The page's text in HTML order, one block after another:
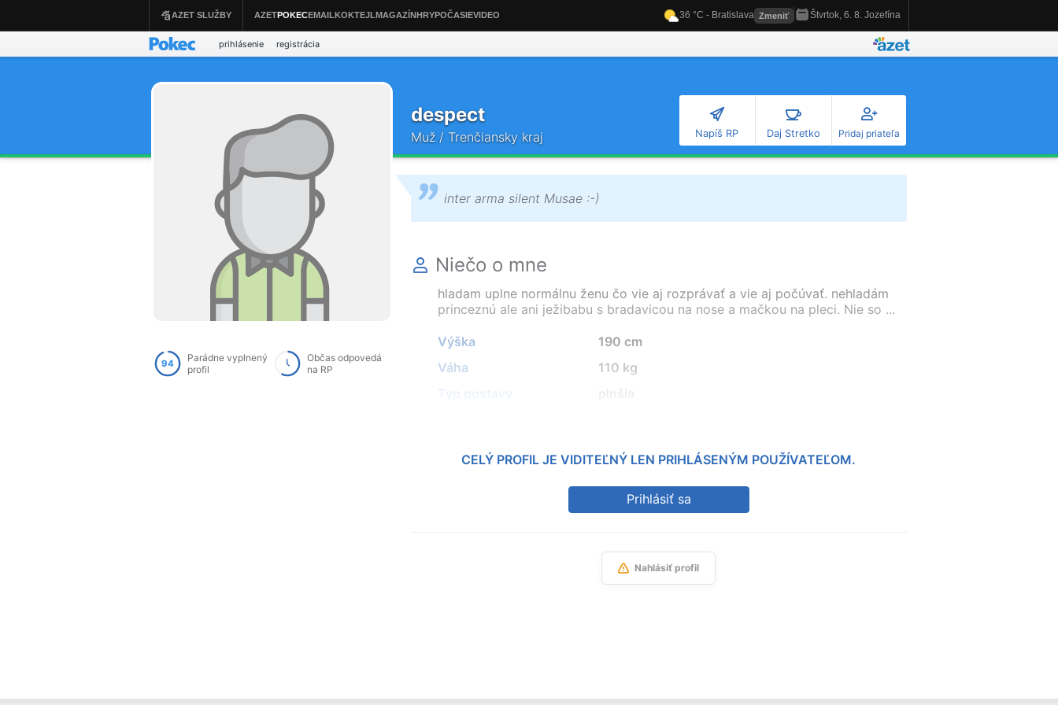
despect
Muž / Trenčiansky kraj Napíš RP Daj Stretko Pridaj priateľa
94
Parádne vyplnený
profil
Občas odpovedá
na RP
inter arma silent Musae :-)
Niečo o mne
hladam uplne normálnu ženu čo vie aj rozprávať a vie aj počúvať. nehladám
princeznú ale ani ježibabu s bradavicou na nose a mačkou na pleci. Nie so ...
Výška
190 cm
Váha
110 kg
CELÝ PROFIL JE VIDITEĽNÝ LEN PRIHLÁSENÝM POUŽÍVATEĽOM.
Prihlásiť sa
Nahlásiť profil
prihlásenie registrácia